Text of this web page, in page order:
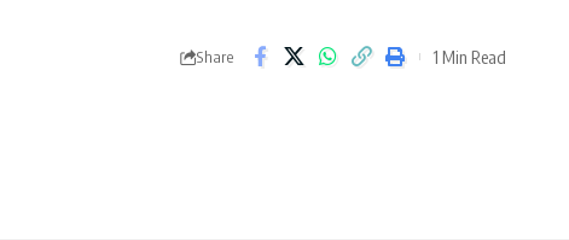
Share 1 Min Read